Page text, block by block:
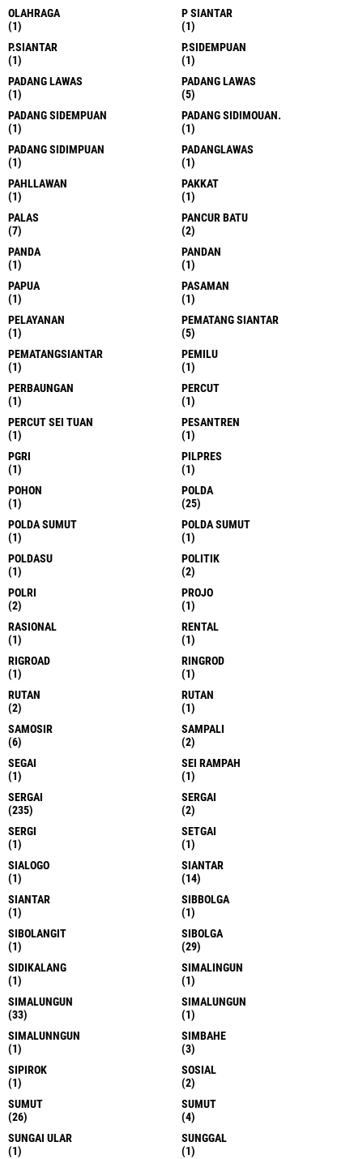
OLAHRAGA
(1)
P SIANTAR
(1)
P.SIANTAR
(1)
P.SIDEMPUAN
(1)
PADANG LAWAS
(1)
PADANG LAWAS
(5)
PADANG SIDEMPUAN
(1)
PADANG SIDIMOUAN.
(1)
PADANG SIDIMPUAN
(1)
PADANGLAWAS
(1)
PAHLLAWAN
(1)
PAKKAT
(1)
PALAS
(7)
PANCUR BATU
(2)
PANDA
(1)
PANDAN
(1)
PAPUA
(1)
PASAMAN
(1)
PELAYANAN
(1)
PEMATANG SIANTAR
(5)
PEMATANGSIANTAR
(1)
PEMILU
(1)
PERBAUNGAN
(1)
PERCUT
(1)
PERCUT SEI TUAN
(1)
PESANTREN
(1)
PGRI
(1)
PILPRES
(1)
POHON
(1)
POLDA
(25)
POLDA SUMUT
(1)
POLDA SUMUT
(1)
POLDASU
(1)
POLITIK
(2)
POLRI
(2)
PROJO
(1)
RASIONAL
(1)
RENTAL
(1)
RIGROAD
(1)
RINGROD
(1)
RUTAN
(2)
RUTAN
(1)
SAMOSIR
(6)
SAMPALI
(2)
SEGAI
(1)
SEI RAMPAH
(1)
SERGAI
(235)
SERGAI
(2)
SERGI
(1)
SETGAI
(1)
SIALOGO
(1)
SIANTAR
(14)
SIANTAR
(1)
SIBBOLGA
(1)
SIBOLANGIT
(1)
SIBOLGA
(29)
SIDIKALANG
(1)
SIMALINGUN
(1)
SIMALUNGUN
(33)
SIMALUNGUN
(1)
SIMALUNNGUN
(1)
SIMBAHE
(3)
SIPIROK
(1)
SOSIAL
(2)
SUMUT
(26)
SUMUT
(4)
SUNGAI ULAR
(1)
SUNGGAL
(1)